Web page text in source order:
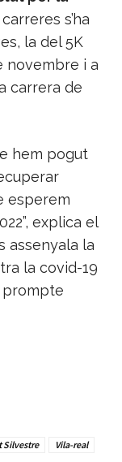
s’ha
la del 5K
novembre i a
carrera de
hem pogut
esperem
explica el
assenyala la
la covid-19
prompte
Silvestre Vila-real